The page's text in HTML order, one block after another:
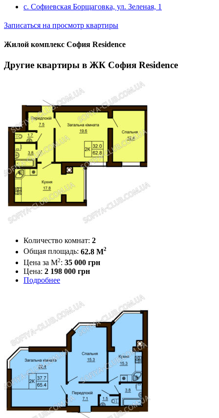
с. Софиевская Борщаговка, ул. Зеленая, 1
Записаться на просмотр квартиры
Жилой комплекс София Residence
Другие квартиры в ЖК София Residence
Количество комнат: 2
Общая площадь: 62.8 M2
Цена за М2: 35 000 грн
Цена: 2 198 000 грн
Подробнее